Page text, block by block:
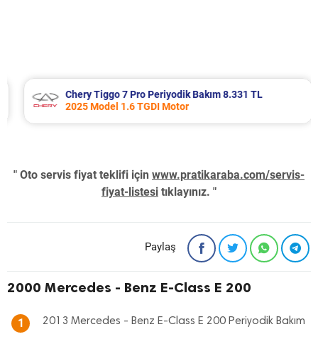
Chery Tiggo 7 Pro Periyodik Bakım 8.331 TL
2025 Model 1.6 TGDI Motor
" Oto servis fiyat teklifi için www.pratikaraba.com/servis-
fiyat-listesi tıklayınız. "
Paylaş
2000 Mercedes - Benz E-Class E 200
1 2013 Mercedes - Benz E-Class E 200 Periyodik Bakım